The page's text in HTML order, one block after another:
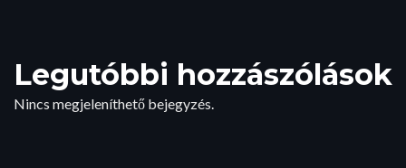
Legutóbbi hozzászólások
Nincs megjeleníthető bejegyzés.